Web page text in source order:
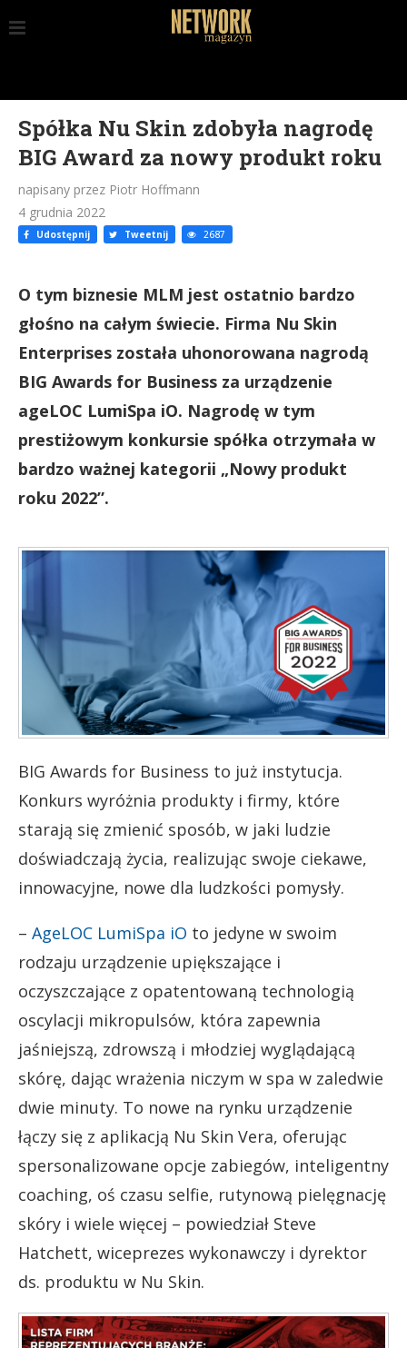
Spółka Nu Skin zdobyła nagrodę
BIG Award za nowy produkt roku
napisany przez Piotr Hoffmann
4 grudnia 2022
Udostępnij Tweetnij 2687
O tym biznesie MLM jest ostatnio bardzo
głośno na całym świecie. Firma Nu Skin
Enterprises została uhonorowana nagrodą
BIG Awards for Business za urządzenie
ageLOC LumiSpa iO. Nagrodę w tym
prestiżowym konkursie spółka otrzymała w
bardzo ważnej kategorii „Nowy produkt
roku 2022”.
BIG Awards for Business to już instytucja.
Konkurs wyróżnia produkty i firmy, które
starają się zmienić sposób, w jaki ludzie
doświadczają życia, realizując swoje ciekawe,
innowacyjne, nowe dla ludzkości pomysły.
– AgeLOC LumiSpa iO to jedyne w swoim
rodzaju urządzenie upiększające i
oczyszczające z opatentowaną technologią
oscylacji mikropulsów, która zapewnia
jaśniejszą, zdrowszą i młodziej wyglądającą
skórę, dając wrażenia niczym w spa w zaledwie
dwie minuty. To nowe na rynku urządzenie
łączy się z aplikacją Nu Skin Vera, oferując
spersonalizowane opcje zabiegów, inteligentny
coaching, oś czasu selfie, rutynową pielęgnację
skóry i wiele więcej – powiedział Steve
Hatchett, wiceprezes wykonawczy i dyrektor
ds. produktu w Nu Skin.